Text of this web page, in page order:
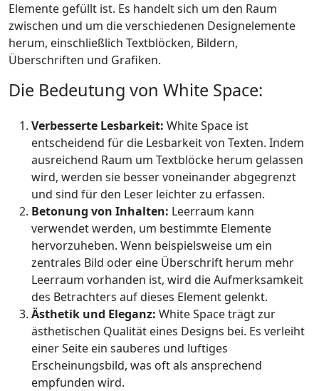
Elemente gefüllt ist. Es handelt sich um den Raum
zwischen und um die verschiedenen Designelemente
herum, einschließlich Textblöcken, Bildern,
Überschriften und Grafiken.
Die Bedeutung von White Space:
Verbesserte Lesbarkeit: White Space ist
entscheidend für die Lesbarkeit von Texten. Indem
ausreichend Raum um Textblöcke herum gelassen
wird, werden sie besser voneinander abgegrenzt
und sind für den Leser leichter zu erfassen.
Betonung von Inhalten: Leerraum kann
verwendet werden, um bestimmte Elemente
hervorzuheben. Wenn beispielsweise um ein
zentrales Bild oder eine Überschrift herum mehr
Leerraum vorhanden ist, wird die Aufmerksamkeit
des Betrachters auf dieses Element gelenkt.
Ästhetik und Eleganz: White Space trägt zur
ästhetischen Qualität eines Designs bei. Es verleiht
einer Seite ein sauberes und luftiges
Erscheinungsbild, was oft als ansprechend
empfunden wird.